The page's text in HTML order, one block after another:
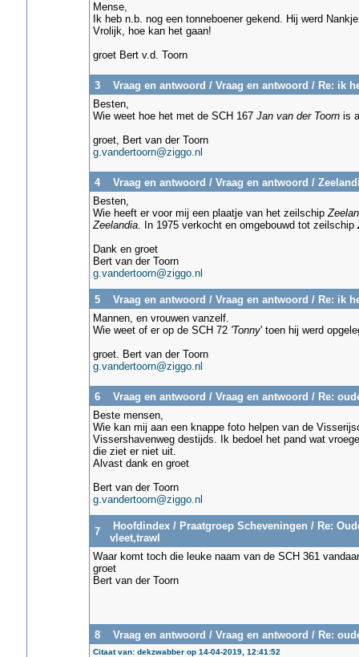
Mense,
Ik heb n.b. nog een tonneboener gekend. Hij werd
Vrolijk, hoe kan het gaan!
groet Bert v.d. Toorn
3 Vraag en antwoord / Vraag en antwoord / Re: ik
Besten,
Wie weet hoe het met de SCH 167 Jan van der Toorn is
groet, Bert van der Toorn
g.vandertoorn@ziggo.nl
4 Vraag en antwoord / Vraag en antwoord /
Besten,
Wie heeft er voor mij een plaatje van het zeilschip
Zeelandia. In 1975 verkocht en omgebouwd tot zeilschip
Dank en groet
Bert van der Toorn
g.vandertoorn@ziggo.nl
5 Vraag en antwoord / Vraag en antwoord / Re: ik
Mannen, en vrouwen vanzelf.
Wie weet of er op de SCH 72 'Tonny' toen hij werd
groet. Bert van der Toorn
g.vandertoorn@ziggo.nl
6 Vraag en antwoord / Vraag en antwoord / Re:
Beste mensen,
Wie kan mij aan een knappe foto helpen van de
Vissershavenweg destijds. Ik bedoel het pand wat
die ziet er niet uit.
Alvast dank en groet
Bert van der Toorn
g.vandertoorn@ziggo.nl
7 Hoofdindex/ Praatgroep Scheveningen / Re:
vleet,trawl
Waar komt toch die leuke naam van de SCH 361
groet
Bert van der Toorn
8 Vraag en antwoord / Vraag en antwoord / Re:
Citaat van: dekzwabber op 14-04-2019, 12:41:52